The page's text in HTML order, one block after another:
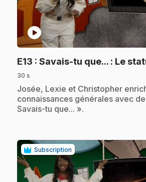
play_circle
E13 : Savais-tu que... : Le
30 s
.Josée, Lexie et Christopher
connaissances générales avec
Savais-tu que... ».
Subscription